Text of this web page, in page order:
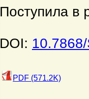
Поступила в
DOI:
PDF (571.2K)